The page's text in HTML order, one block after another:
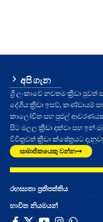
අපි ගැන
ශ්‍රී ලංකාවේ නවතම ක්‍රීඩා පුවත්
දේශීය ක්‍රීඩා ඉසව්, කණ්ඩායම්
කාලෝචිත සහ පුළුල් ආවරණයක්
සිට මලල ක්‍රීඩා දක්වා සහ ඉන්
විචිත්‍රවත් ක්‍රීඩා ක්ෂේත්‍රයට
සාමාජිකයෙකු වන්න
රහස්‍යතා ප්‍රතිපත්තිය
භාවිත නියමයන්